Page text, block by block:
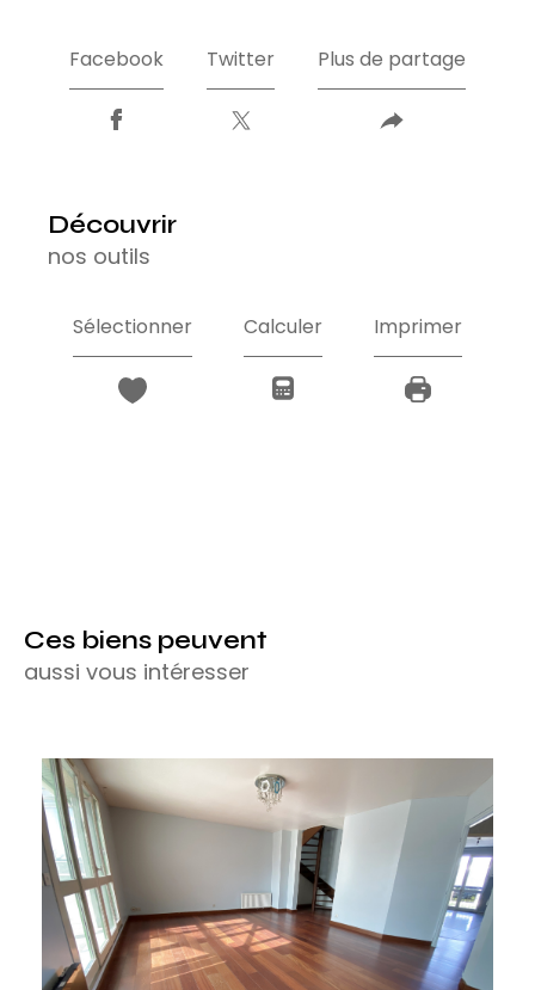
Facebook Twitter Plus de partage
découvrir
nos outils
Sélectionner Calculer Imprimer
Ces biens peuvent
aussi vous intéresser